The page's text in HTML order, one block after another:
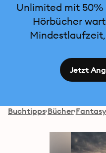
Unlimited mit 50%
Hörbücher
Jetzt
Buchtipps Bücher Fantasy